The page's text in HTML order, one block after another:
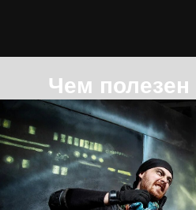
Чем полезен